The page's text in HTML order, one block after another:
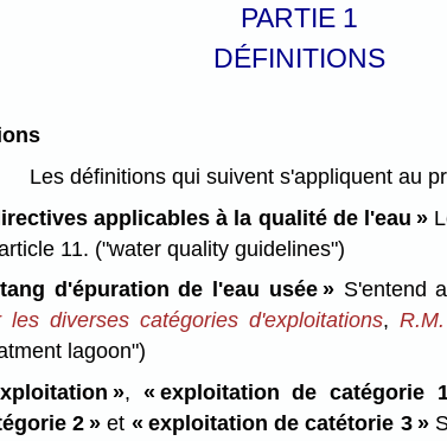
PARTIE 1
DÉFINITIONS
Les définitions qui suivent s'appliquent au
applicables à la qualité de l'eau »
11. ("water quality guidelines")
d'épuration de l'eau usée »S'entend
les diverses catégories d'exploitations, R.M.
lagoon")
», « exploitation de catégorie
2 » et « exploitation de catétorie 3 »